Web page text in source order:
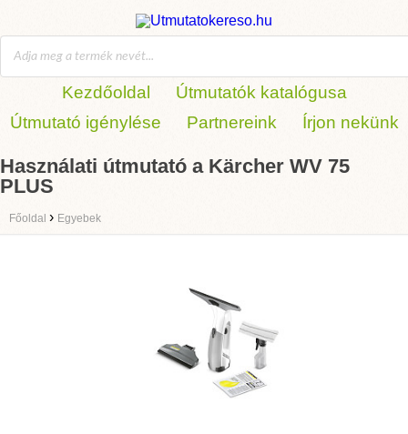
Kezdőoldal
Útmutatók katalógusa
Útmutató igénylése
Partnereink Írjon nekünk
Használati útmutató a Kärcher WV 75
PLUS
Főoldal › Egyebek